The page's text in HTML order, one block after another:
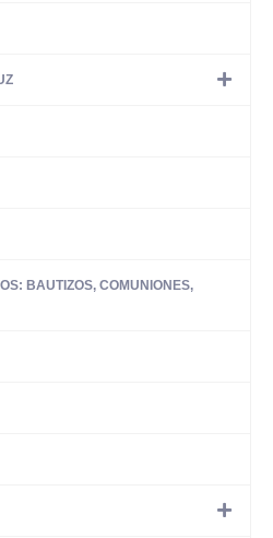
BAUTIZOS, COMUNIONES,